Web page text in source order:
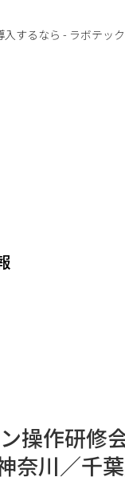
入するなら - ラボテッ
操作研修
川／千葉